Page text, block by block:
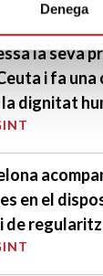
Denega
la seva
i fa una
dignitat
en el
de